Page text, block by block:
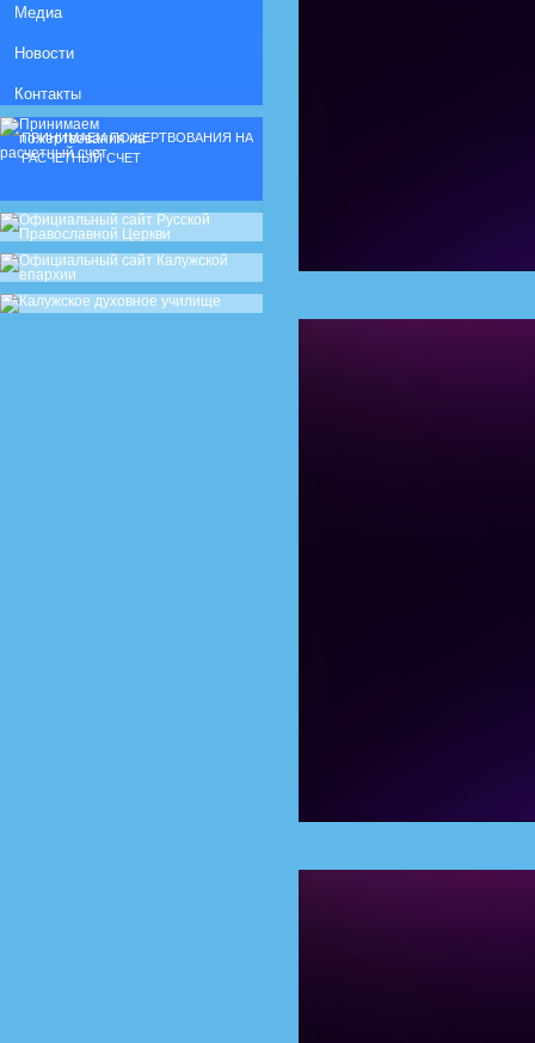
Медиа
Новости
Контакты
ПРИНИМАЕМ ПОЖЕРТВОВАНИЯ НА
РАСЧЕТНЫЙ СЧЕТ